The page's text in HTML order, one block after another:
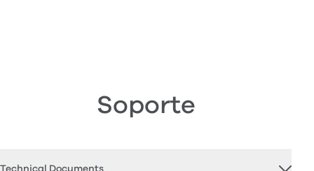
Soporte
Technical Documents